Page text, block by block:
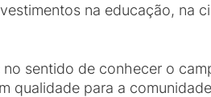
na educação, na
sentido de conhecer o
qualidade para a